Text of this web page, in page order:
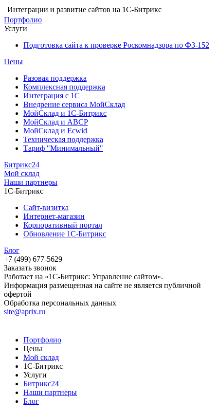
Интеграции и развитие сайтов на 1С-Битрикс
Портфолио
Услуги
Подготовка сайта к проверке Роскомнадзора по ФЗ-152
Цены
Разовая поддержка
Комплексная поддержка
Интеграция с 1С
Внедрение сервиса МойСклад
МойСклад и 1С-Битрикс
МойСклад и ABCP
МойСклад и Ecwid
Техническая поддержка
Тариф "Минимальный"
Битрикс24
Мой склад
Наши партнеры
1С-Битрикс
Сайт-визитка
Интернет-магазин
Корпоративный портал
Обновление 1С-Битрикс
Блог
+7 (499) 677-5629
Заказать звонок
Работает на «1С-Битрикс: Управление сайтом».
Информация размещенная на сайте не является публичной
офертой
Обработка персональных данных
site@aprix.ru
Портфолио
Цены
Мой склад
1С-Битрикс
Услуги
Битрикс24
Наши партнеры
Блог